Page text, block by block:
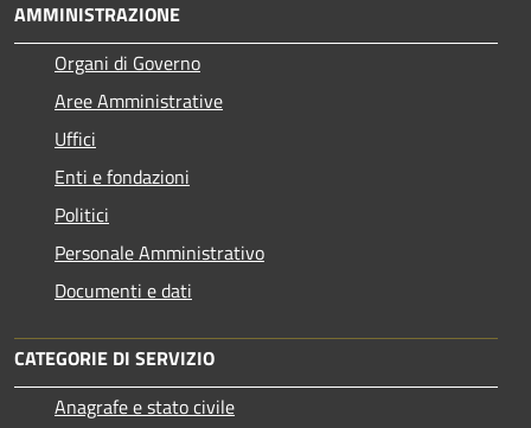
AMMINISTRAZIONE
Organi di Governo
Aree Amministrative
Uffici
Enti e fondazioni
Politici
Personale Amministrativo
Documenti e dati
CATEGORIE DI SERVIZIO
Anagrafe e stato civile